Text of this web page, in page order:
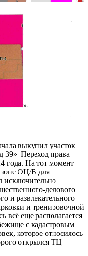
выкупил участок
39». Переход права
года. На тот момент
зоне ОЦ/В для
исключительно
делового
и развлекательного
и тренировочной
всё еще располагается
с кадастровым
которое относилось
открылся ТЦ